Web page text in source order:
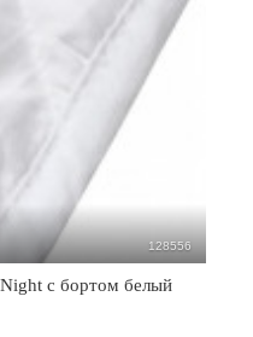
128556
с бортом белый